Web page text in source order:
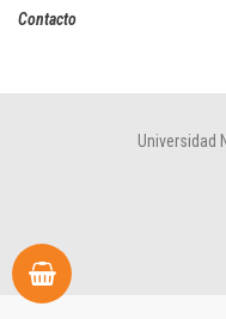
Contacto
Universidad